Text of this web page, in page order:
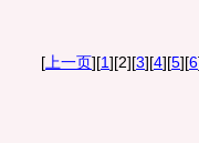
[ 上一页][1][2][3][4][5][6